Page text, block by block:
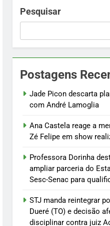
Sesc-Senac para
disciplinar contra juiz
Pesquisar
Postagens
Jade Picon descarta
com André Lamoglia
Ana Castela reage a
Zé Felipe em show
Professora Dorinha
ampliar parceria do
Sesc-Senac para
STJ manda reintegrar
Dueré (TO) e decisão
disciplinar contra juiz